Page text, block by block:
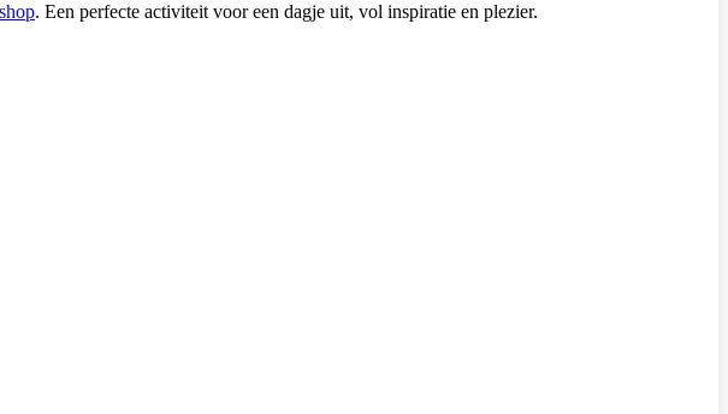
. Een perfecte activiteit voor een dagje uit, vol inspiratie en plezier.